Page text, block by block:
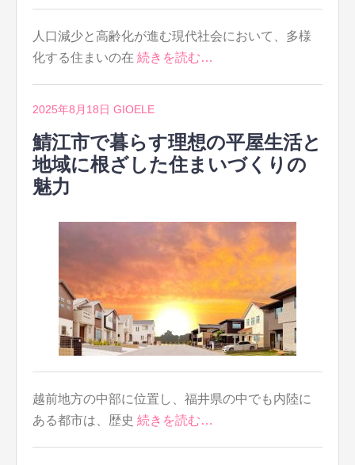
人口減少と高齢化が進む現代社会において、多様
化する住まいの在 続きを読む…
2025年8月18日 GIOELE
鯖江市で暮らす理想の平屋生活と
地域に根ざした住まいづくりの
魅力
越前地方の中部に位置し、福井県の中でも内陸に
ある都市は、歴史 続きを読む…